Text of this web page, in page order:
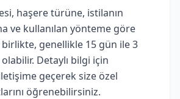
haşere türüne, istilanın
ve kullanılan yönteme göre
genellikle 15 gün ile 3
Detaylı bilgi için
geçerek size özel
öğrenebilirsiniz.